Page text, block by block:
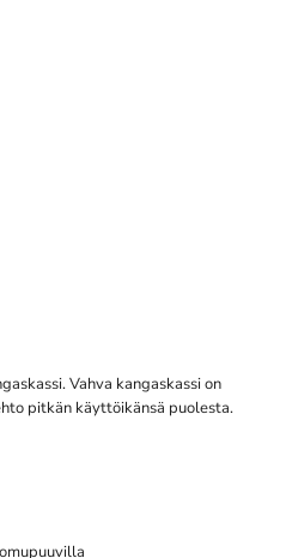
Vahva kangaskassi on
pitkän käyttöikänsä puolesta.